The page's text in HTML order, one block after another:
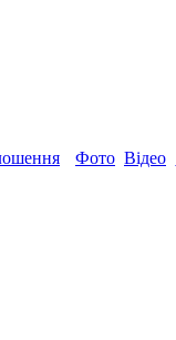
Фото Відео